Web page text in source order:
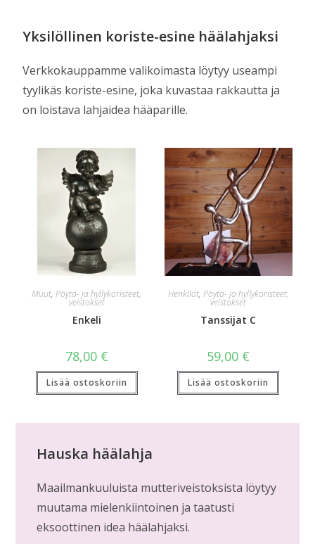
Yksilöllinen koriste-esine häälahjaksi
Verkkokauppamme valikoimasta löytyy useampi
tyylikäs koriste-esine, joka kuvastaa rakkautta ja
on loistava lahjaidea hääparille.
Muut,Pöytä- ja hyllykoristeet,
veistokset
Enkeli
78,00 €
Lisää ostoskoriin
Henkilöt, Pöytä- ja hyllykoristeet,
veistokset
Tanssijat C
59,00 €
Lisää ostoskoriin
Hauska häälahja
Maailmankuuluista mutteriveistoksista löytyy
muutama mielenkiintoinen ja taatusti
eksoottinen idea häälahjaksi.